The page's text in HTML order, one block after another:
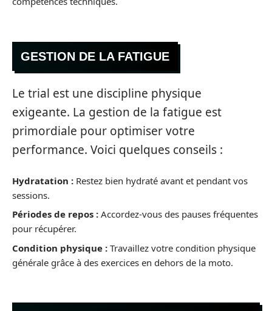
GESTION DE LA FATIGUE
Le trial est une discipline physique
exigeante. La gestion de la fatigue est
primordiale pour optimiser votre
performance. Voici quelques conseils :
Hydratation : Restez bien hydraté avant et pendant vos
sessions.
Périodes de repos : Accordez-vous des pauses fréquentes
pour récupérer.
Condition physique : Travaillez votre condition physique
générale grâce à des exercices en dehors de la moto.